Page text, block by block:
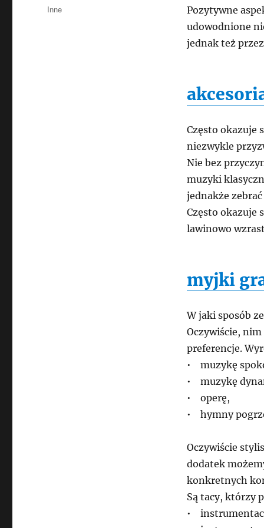
Pozytywne
udowodnione
jednak też
Często okazuje
niezwykle
Nie bez
muzyki
jednakże
Często okazuje
lawinowo
myjki
W jaki sposób
Oczywiście,
preferencje.
• muzykę
• muzykę
• operę,
• hymny
Oczywiście
dodatek
konkretnych
Są tacy, którzy
•
publikacji
Kategorie
Inne